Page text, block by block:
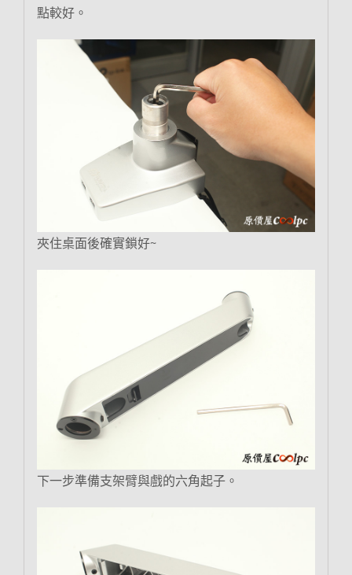
點較好。
夾住桌面後確實鎖好~
下一步準備支架臂與戲的六角起子。